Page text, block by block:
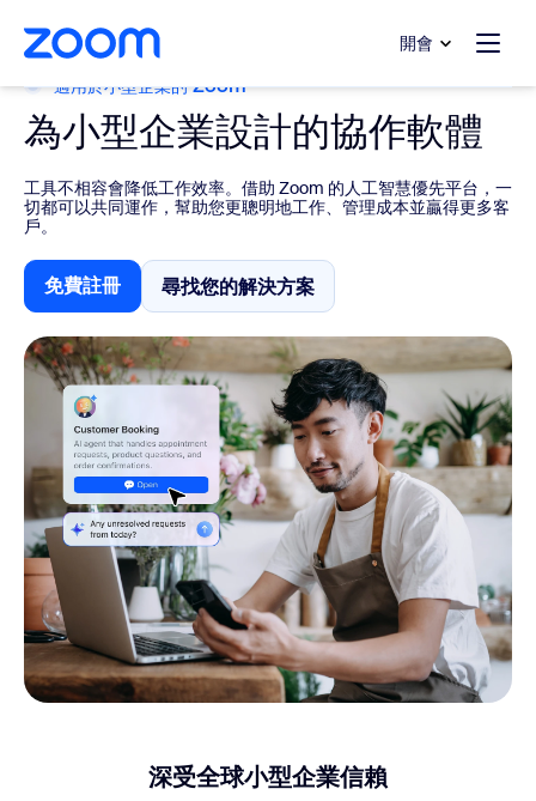
至主要內容
至協助聊天 開會
適用於小型企業的 Zoom
為小型企業設計的協作軟體
工具不相容會降低工作效率。借助 Zoom 的人工智慧優先平台，一
切都可以共同運作，幫助您更聰明地工作、管理成本並贏得更多客
戶。
免費註冊
免費註冊
尋找您的解決方案
尋找您的解決方案
深受全球小型企業信賴